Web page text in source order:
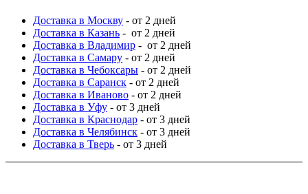
Доставка в Москву - от 2 дней
Доставка в Казань - от 2 дней
Доставка в Владимир - от 2 дней
Доставка в Самару - от 2 дней
Доставка в Чебоксары - от 2 дней
Доставка в Саранск - от 2 дней
Доставка в Иваново - от 2 дней
Доставка в Уфу - от 3 дней
Доставка в Краснодар - от 3 дней
Доставка в Челябинск - от 3 дней
Доставка в Тверь - от 3 дней